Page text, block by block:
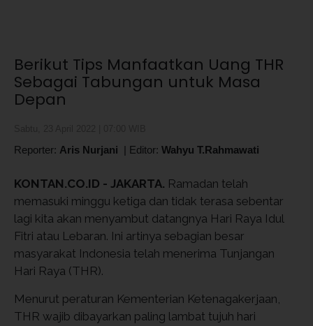
Berikut Tips Manfaatkan Uang THR
Sebagai Tabungan untuk Masa
Depan
Reporter: Aris Nurjani | Editor: Wahyu T.Rahmawati
KONTAN.CO.ID - JAKARTA. Ramadan telah
memasuki minggu ketiga dan tidak terasa sebentar
lagi kita akan menyambut datangnya Hari Raya Idul
Fitri atau Lebaran. Ini artinya sebagian besar
masyarakat Indonesia telah menerima Tunjangan
Hari Raya (THR).
Menurut peraturan Kementerian Ketenagakerjaan,
THR wajib dibayarkan paling lambat tujuh hari